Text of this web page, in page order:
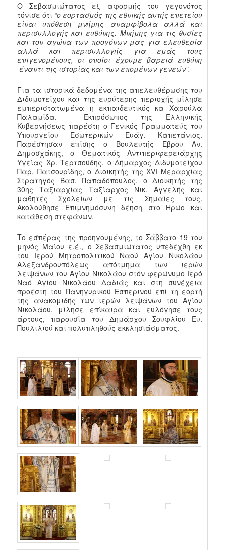
Ο Σεβασμιώτατος εξ αφορμής του γεγονότος
τόνισε ότι “ο εορτασμός της εθνικής αυτής επετείου
είναι υπόθεση μνήμης αναμφίβολα αλλά και
περισυλλογής και ευθύνης. Μνήμης για τις θυσίες
και τον αγώνα των προγόνων μας για ελευθερία
αλλά και περισυλλογής για εμάς τους
επιγενομένους, οι οποίοι έχουμε βαρειά ευθύνη
έναντι της ιστορίας και των επομένων γενεών”.
Για τα ιστορικά δεδομένα της απελευθέρωσης του
Διδυμοτείχου και της ευρύτερης περιοχής μίλησε
εμπεριστατωμένα η εκπαιδευτικός κα Χαρούλα
Παλαμίδα. Εκπρόσωπος της Ελληνικής
Κυβερνήσεως παρέστη ο Γενικός Γραμματεύς του
Υπουργείου Εσωτερικών Ευάγ. Καπετάνιος.
Παρέστησαν επίσης ο Βουλευτής Έβρου Αν.
Δημοσχάκης, ο Θεματικός Αντιπεριφερειάρχης
Υγείας Χρ. Τερτσούδης, ο Δήμαρχος Διδυμοτείχου
Παρ. Πατσουρίδης, ο Διοικητής της XVI Μεραρχίας
Στρατηγός Βασ. Παπαδόπουλος, ο Διοικητής της
30ης Ταξιαρχίας Ταξίαρχος Νικ. Αγγελής και
μαθητές Σχολείων με τις Σημαίες τους.
Ακολούθησε Επιμνημόσυνη δέηση στο Ηρώο και
κατάθεση στεφάνων.
Το εσπέρας της προηγουμένης, το Σάββατο 19 του
μηνός Μαίου ε.έ., ο Σεβασμιώτατος υπεδέχθη εκ
του Ιερού Μητροπολιτικού Ναού Αγίου Νικολάου
Αλεξανδρουπόλεως απότμημα των ιερών
λειψάνων του Αγίου Νικολάου στόν φερώνυμο Ιερό
Ναό Αγίου Νικολάου Δαδιάς και στη συνέχεια
προέστη του Πανηγυρικού Εσπερινού επί τη εορτή
της ανακομιδής των ιερών λειψάνων του Αγίου
Νικολάου, μίλησε επίκαιρα και ευλόγησε τους
άρτους, παρουσία του Δημάρχου Σουφλίου Ευ.
Πουλιλιού και πολυπληθούς εκκλησιάσματος.